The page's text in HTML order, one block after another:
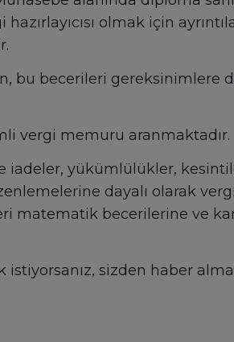
olmak için
bu becerileri
vergi memuru aranmaktadır.
iadeler, yükümlülükler,
dayalı olarak
matematik becerilerine ve
sizden haber